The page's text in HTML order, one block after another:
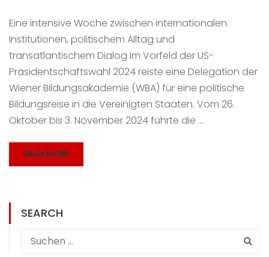
Eine intensive Woche zwischen internationalen
Institutionen, politischem Alltag und
transatlantischem Dialog Im Vorfeld der US-
Präsidentschaftswahl 2024 reiste eine Delegation der
Wiener Bildungsakademie (WBA) für eine politische
Bildungsreise in die Vereinigten Staaten. Vom 26.
Oktober bis 3. November 2024 führte die …
READ MORE
SEARCH